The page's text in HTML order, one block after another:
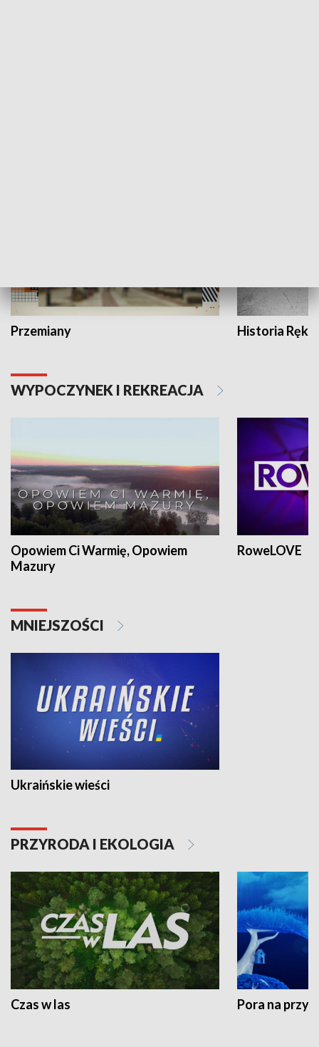
Przemiany Historia Ręką
WYPOCZYNEK I REKREACJA
Opowiem Ci Warmię, Opowiem
Mazury
RoweLOVE
MNIEJSZOŚCI
Ukraińskie wieści
PRZYRODA I EKOLOGIA
Czas w las Pora na